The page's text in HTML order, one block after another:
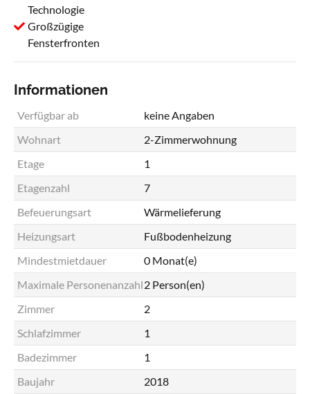
Technologie
Großzügige
Fensterfronten
Informationen
Verfügbar ab
keine Angaben
Wohnart
2-Zimmerwohnung
Etage
1
Etagenzahl
7
Befeuerungsart
Wärmelieferung
Heizungsart
Fußbodenheizung
Mindestmietdauer
0 Monat(e)
Maximale Personenanzahl2 Person(en)
Zimmer
2
Schlafzimmer
1
Badezimmer
1
Baujahr
2018